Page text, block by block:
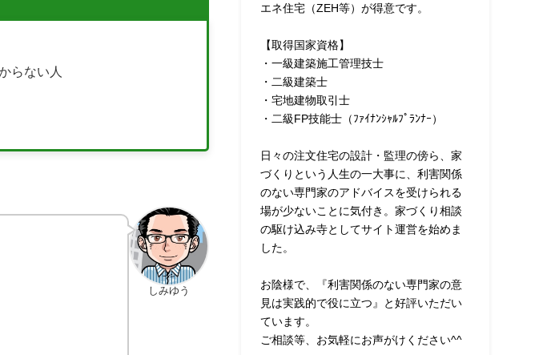
らない人
しみゆう
エネ住宅（ZEH等）が得意です。
【取得国家資格】
・一級建築施工管理技士
・二級建築士
・宅地建物取引士
・二級FP技能士（ﾌｧｲﾅﾝｼｬﾙﾌﾟﾗﾝﾅｰ）
日々の注文住宅の設計・監理の傍ら、家
づくりという人生の一大事に、利害関係
のない専門家のアドバイスを受けられる
場が少ないことに気付き。家づくり相談
の駆け込み寺としてサイト運営を始めま
した。
お陰様で、『利害関係のない専門家の意
見は実践的で役に立つ』と好評いただい
ています。
ご相談等、お気軽にお声がけください^^